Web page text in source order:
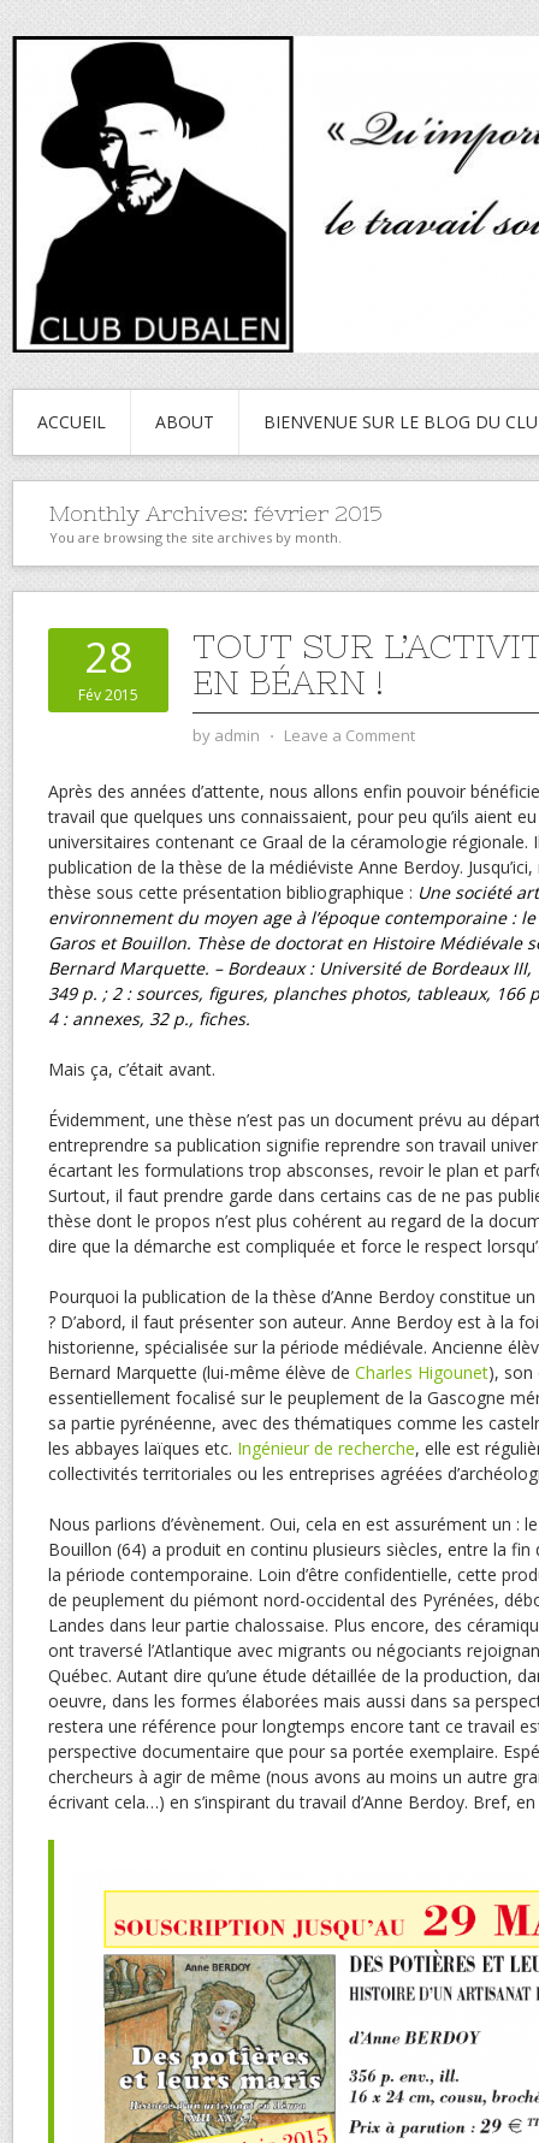
ACCUEIL ABOUT BIENVENUE SUR LE BLOG DU
Monthly Archives: février 2015
You are browsing the site archives by month.
28
Fév 2015
TOUT SUR
EN BÉARN !
by admin ⋅ Leave a Comment
Après des années d’attente, nous allons enfin pouvoir
travail que quelques uns connaissaient, pour peu qu’ils aient
universitaires contenant ce Graal de la céramologie régionale.
publication de la thèse de la médiéviste Anne Berdoy.
thèse sous cette présentation bibliographique : Une société
environnement du moyen age à l’époque contemporaine :
Garos et Bouillon. Thèse de doctorat en Histoire Médiévale
Bernard Marquette. – Bordeaux : Université de Bordeaux III,
349 p. ; 2 : sources, figures, planches photos, tableaux, 166
4 : annexes, 32 p., fiches.
Mais ça, c’était avant.
Évidemment, une thèse n’est pas un document prévu au
entreprendre sa publication signifie reprendre son travail
écartant les formulations trop absconses, revoir le plan et
Surtout, il faut prendre garde dans certains cas de ne pas
thèse dont le propos n’est plus cohérent au regard de la
dire que la démarche est compliquée et force le respect
Pourquoi la publication de la thèse d’Anne Berdoy constitue
? D’abord, il faut présenter son auteur. Anne Berdoy est à la
historienne, spécialisée sur la période médiévale. Ancienne
Bernard Marquette (lui-même élève de Charles Higounet), son
essentiellement focalisé sur le peuplement de la Gascogne
sa partie pyrénéenne, avec des thématiques comme les
les abbayes laïques etc. Ingénieur de recherche, elle est
collectivités territoriales ou les entreprises agréées
Nous parlions d’évènement. Oui, cela en est assurément un :
Bouillon (64) a produit en continu plusieurs siècles, entre la fin
la période contemporaine. Loin d’être confidentielle, cette
de peuplement du piémont nord-occidental des Pyrénées,
Landes dans leur partie chalossaise. Plus encore, des
ont traversé l’Atlantique avec migrants ou négociants
Québec. Autant dire qu’une étude détaillée de la production,
oeuvre, dans les formes élaborées mais aussi dans sa
restera une référence pour longtemps encore tant ce travail
perspective documentaire que pour sa portée exemplaire.
chercheurs à agir de même (nous avons au moins un autre
écrivant cela…) en s’inspirant du travail d’Anne Berdoy. Bref,